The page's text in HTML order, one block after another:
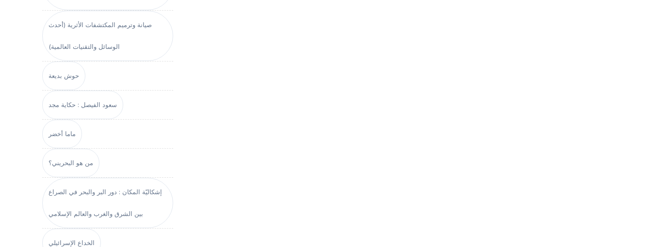
صيانة وترميم المكتشفات الأثرية (أحدث
الوسائل والتقنيات العالمية)
حوش بديعة
سعود الفيصل : حكاية مجد
ماما أخضر
من هو البحريني؟
إشكاليّة المكان : دور البر والبحر في الصراع
بين الشرق والغرب والعالم الإسلامي
الخداع الإسرائيلي